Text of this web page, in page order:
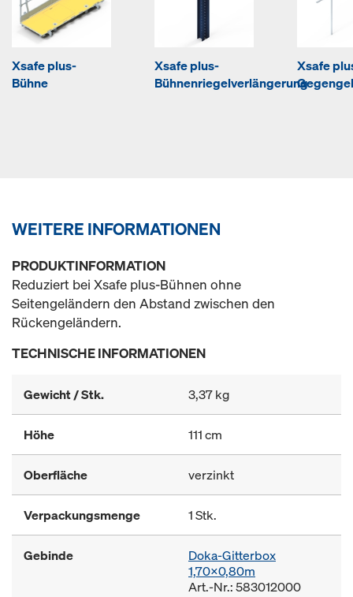
Xsafe plus-
Bühne
Xsafe plus-
Bühnenriegelverlängerung
Xsafe
WEITERE INFORMATIONEN
PRODUKTINFORMATION
Reduziert bei Xsafe plus-Bühnen ohne
Seitengeländern den Abstand zwischen den
Rückengeländern.
TECHNISCHE INFORMATIONEN
Gewicht / Stk. 3,37 kg
Höhe 111 cm
Oberfläche verzinkt
Verpackungsmenge 1 Stk.
Gebinde
Doka-Gitterbox
1,70x0,80m
Art.-Nr.: 583012000